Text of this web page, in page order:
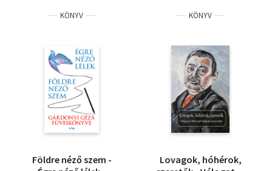
KÖNYV
Földre néző szem -
KÖNYV
Lovagok, hóhérok,